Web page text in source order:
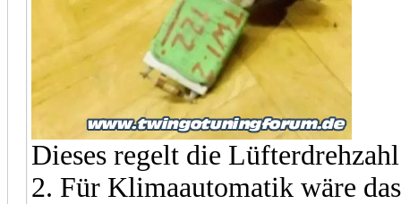
Dieses regelt die
2. Für Klimaautomatik wäre